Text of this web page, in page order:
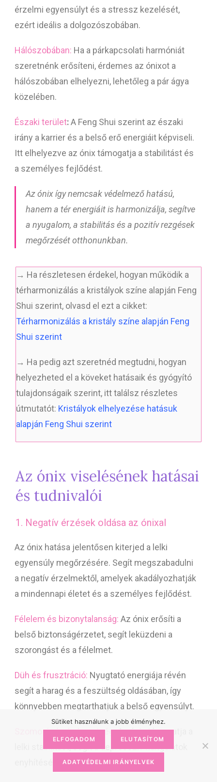
érzelmi egyensúlyt és a stressz kezelését,
ezért ideális a dolgozószobában.
Hálószobában: Ha a párkapcsolati harmóniát
szeretnénk erősíteni, érdemes az ónixot a
hálószobában elhelyezni, lehetőleg a pár ágya
közelében.
Északi terület:A Feng Shui szerint az északi
irány a karrier és a belső erő energiáit képviseli.
Itt elhelyezve az ónix támogatja a stabilitást és
a személyes fejlődést.
Az ónix így nemcsak védelmező hatású,
hanem a tér energiáit is harmonizálja, segítve
a nyugalom, a stabilitás és a pozitív rezgések
megőrzését otthonunkban.
→ Ha részletesen érdekel, hogyan működik a
térharmonizálás a kristályok színe alapján Feng
Shui szerint, olvasd el ezt a cikket:
Térharmonizálás a kristály színe alapján Feng
Shui szerint
→ Ha pedig azt szeretnéd megtudni, hogyan
helyezheted el a köveket hatásaik és gyógyító
tulajdonságaik szerint, itt találsz részletes
útmutatót: Kristályok elhelyezése hatásuk
alapján Feng Shui szerint
Az ónix viselésének hatásai
és tudnivalói
1. Negatív érzések oldása az ónixal
Az ónix hatása jelentősen kiterjed a lelki
egyensúly megőrzésére. Segít megszabadulni
a negatív érzelmektől, amelyek akadályozhatják
a mindennapi életet és a személyes fejlődést.
Félelem és bizonytalanság: Az ónix erősíti a
belső biztonságérzetet, segít leküzdeni a
szorongást és a félelmet.
Düh és frusztráció: Nyugtató energiája révén
segít a harag és a feszültség oldásában, így
könnyebben megtarthatjuk a belső egyensúlyt.
Szomorúság és levertség:Az ónix támogatja a
lelki stabilitást, segít a depresszív hangulatok
enyhítésében, és fokozza a belső erőt.
Sütiket használunk a jobb élményhez.
ELFOGADOM ELUTASÍTOM
ADATVÉDELMI IRÁNYELVEK